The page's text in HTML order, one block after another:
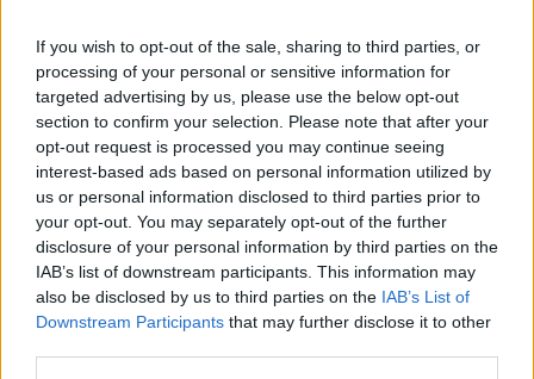
If you wish to opt-out of the sale, sharing to third parties, or
processing of your personal or sensitive information for
targeted advertising by us, please use the below opt-out
section to confirm your selection. Please note that after your
opt-out request is processed you may continue seeing
interest-based ads based on personal information utilized by
us or personal information disclosed to third parties prior to
your opt-out. You may separately opt-out of the further
disclosure of your personal information by third parties on the
IAB’s list of downstream participants. This information may
also be disclosed by us to third parties on the IAB’s List of
Downstream Participants that may further disclose it to other